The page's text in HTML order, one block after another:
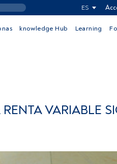
ES
knowledge Hub Learning
VARIABLE